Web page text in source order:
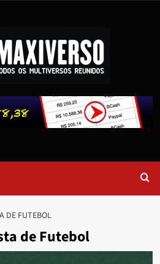
DE FUTEBOL
de Futebol